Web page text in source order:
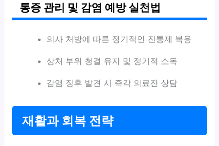
통증 관리 및 감염 예방 실천법
의사 처방에 따른 정기적인 진통제 복용
상처 부위 청결 유지 및 정기적 소독
감염 징후 발견 시 즉각 의료진 상담
재활과 회복 전략